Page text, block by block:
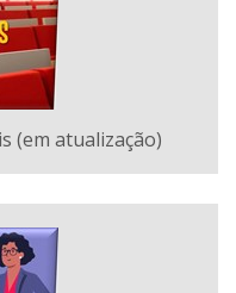
(em atualização)